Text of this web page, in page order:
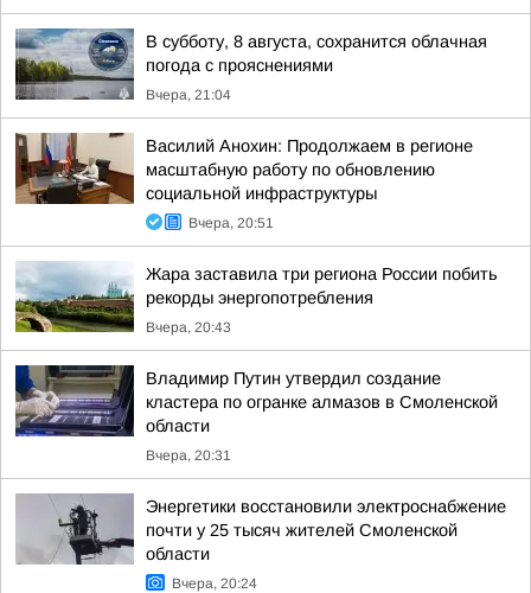
В субботу, 8 августа, сохранится облачная
погода с прояснениями
Вчера, 21:04
Василий Анохин: Продолжаем в регионе
масштабную работу по обновлению
социальной инфраструктуры
Вчера, 20:51
Жара заставила три региона России побить
рекорды энергопотребления
Вчера, 20:43
Владимир Путин утвердил создание
кластера по огранке алмазов в Смоленской
области
Вчера, 20:31
Энергетики восстановили электроснабжение
почти у 25 тысяч жителей Смоленской
области
Вчера, 20:24